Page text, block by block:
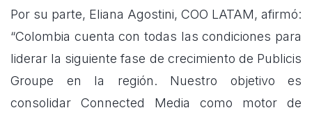
Por su parte, Eliana Agostini, COO LATAM, afirmó:
“Colombia cuenta con todas las condiciones para
liderar la siguiente fase de crecimiento de Publicis
Groupe en la región. Nuestro objetivo es
consolidar Connected Media como motor de